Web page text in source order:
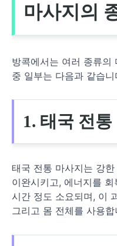
마사지의
방콕에서는 여러 종류의
중 일부는 다음과 같습니
1. 태국 전통
태국 전통 마사지는 강
이완시키고, 에너지를
시간 정도 소요되며, 이
그리고 몸 전체를 사용합